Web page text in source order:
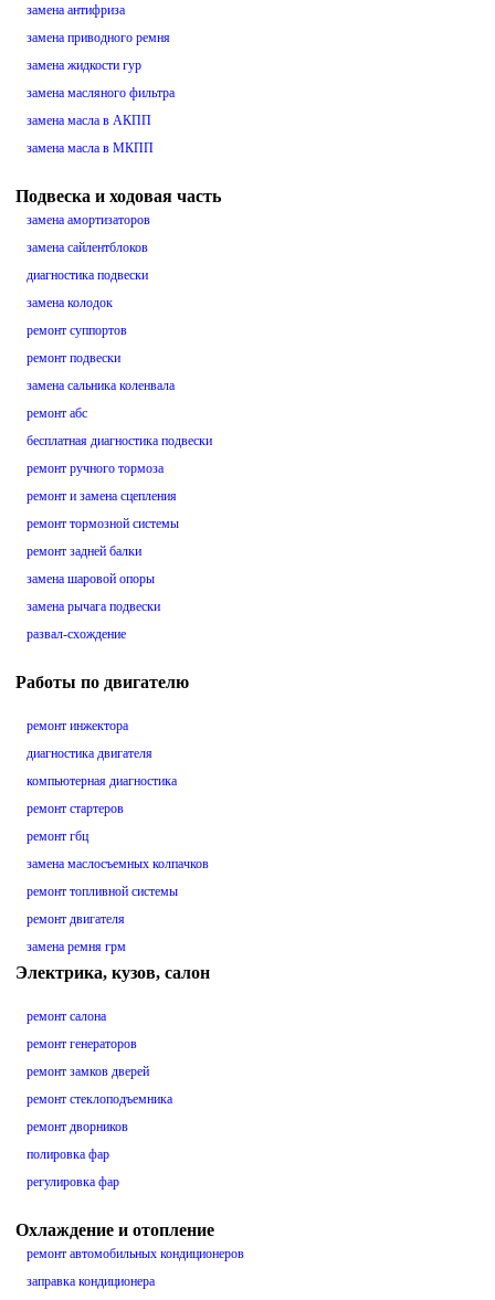
замена антифриза
замена приводного ремня
замена жидкости гур
замена масляного фильтра
замена масла в АКПП
замена масла в МКПП
Подвеска и ходовая часть
замена амортизаторов
замена сайлентблоков
диагностика подвески
замена колодок
ремонт суппортов
ремонт подвески
замена сальника коленвала
ремонт абс
бесплатная диагностика подвески
ремонт ручного тормоза
ремонт и замена сцепления
ремонт тормозной системы
ремонт задней балки
замена шаровой опоры
замена рычага подвески
развал-схождение
Работы по двигателю
ремонт инжектора
диагностика двигателя
компьютерная диагностика
ремонт стартеров
ремонт гбц
замена маслосъемных колпачков
ремонт топливной системы
ремонт двигателя
замена ремня грм
Электрика, кузов, салон
ремонт салона
ремонт генераторов
ремонт замков дверей
ремонт стеклоподъемника
ремонт дворников
полировка фар
регулировка фар
Охлаждение и отопление
ремонт автомобильных кондиционеров
заправка кондиционера